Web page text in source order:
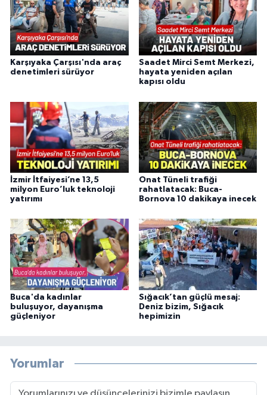
Karşıyaka Çarşısı'nda araç
denetimleri sürüyor
Saadet Mirci Semt Merkezi,
hayata yeniden açılan
kapısı oldu
İzmir İtfaiyesi’ne 13,5
milyon Euro’luk teknoloji
yatırımı
Onat Tüneli trafiği
rahatlatacak: Buca-
Bornova 10 dakikaya inecek
Buca'da kadınlar
buluşuyor, dayanışma
güçleniyor
Sığacık’tan güçlü mesaj:
Deniz bizim, Sığacık
hepimizin
Yorumlar